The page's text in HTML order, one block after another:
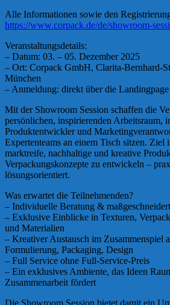
Alle Informationen sowie den
https://www.corpack.de/de/showroom-
Veranstaltungsdetails:
– Datum: 03. – 05. Dezember 2025
– Ort: Corpack GmbH, Clarita-Bernhard-
München
– Anmeldung: direkt über die Landingpage
Mit der Showroom Session schaffen die
persönlichen, inspirierenden Arbeitsraum,
Produktentwickler und
Expertenteams an einem Tisch sitzen. Ziel
marktreife, nachhaltige und kreative
Verpackungskonzepte zu entwickeln –
lösungsorientiert.
Was erwartet die Teilnehmenden?
– Individuelle Beratung &
– Exklusive Einblicke in Texturen,
und Materialien
– Kreativer Austausch im Zusammenspiel
Formulierung, Packaging, Design
– Full Service ohne Full-Service-Preis
– Ein exklusives Ambiente, das Ideen
Zusammenarbeit fördert